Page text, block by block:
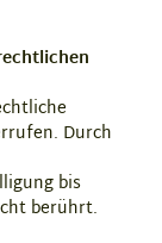
Durch
bis
berührt.